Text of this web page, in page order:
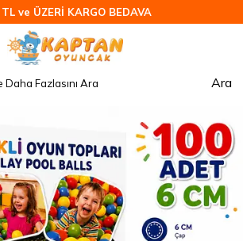
ve ÜZERİ KARGO BEDAVA
Ara